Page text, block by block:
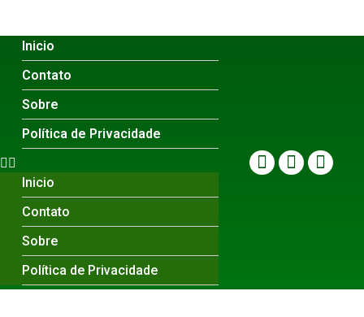
Inicio
Contato
Sobre
Política de Privacidade
Inicio
Contato
Sobre
Política de Privacidade